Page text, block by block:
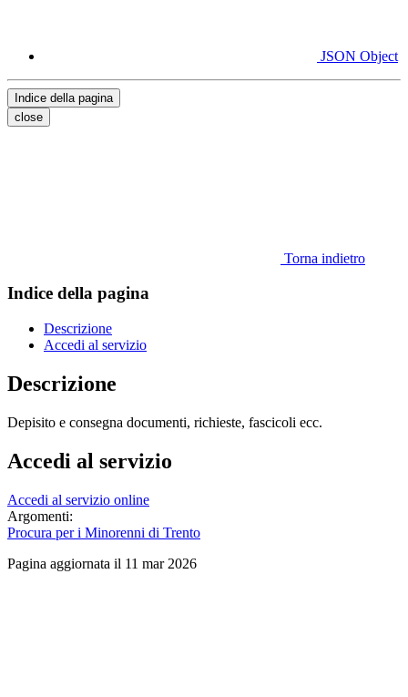
JSON Object
Indice della pagina
close
Torna indietro
Indice della pagina
Descrizione
Accedi al servizio
Descrizione
Depisito e consegna documenti, richieste, fascicoli ecc.
Accedi al servizio
Accedi al servizio online
Argomenti:
Procura per i Minorenni di Trento
Pagina aggiornata il 11 mar 2026